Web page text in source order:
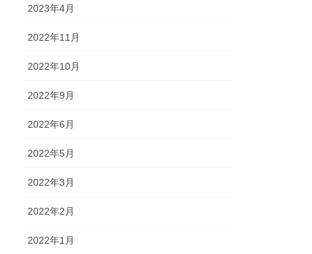
2023年4月
2022年11月
2022年10月
2022年9月
2022年6月
2022年5月
2022年3月
2022年2月
2022年1月